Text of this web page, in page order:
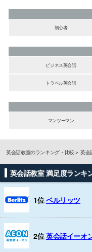
初心者
ビジネス英会話
トラベル英会話
マンツーマン
英会話教室のランキング・比較 英会
英会話教室 満足度ランキ
1位ベルリッツ
2位英会話イーオ